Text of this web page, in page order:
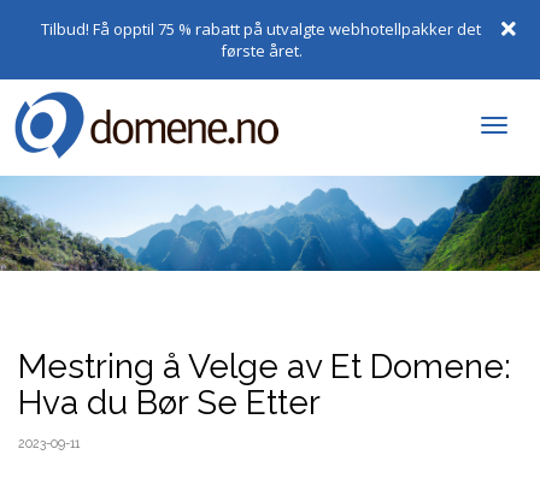
Tilbud! Få opptil 75 % rabatt på utvalgte webhotellpakker det
første året.
Mestring å Velge av Et Domene:
Hva du Bør Se Etter
2023-09-11